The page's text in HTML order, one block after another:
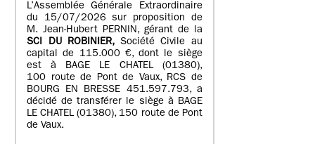
L’Assemblée Générale Extraordinaire
du 15/07/2026 sur proposition de
M. Jean-Hubert PERNIN, gérant de la
SCI DU ROBINIER, Société Civile au
capital de 115.000 €, dont le siège
est à BAGE LE CHATEL (01380),
100 route de Pont de Vaux, RCS de
BOURG EN BRESSE 451.597.793, a
décidé de transférer le siège à BAGE
LE CHATEL (01380), 150 route de Pont
de Vaux.